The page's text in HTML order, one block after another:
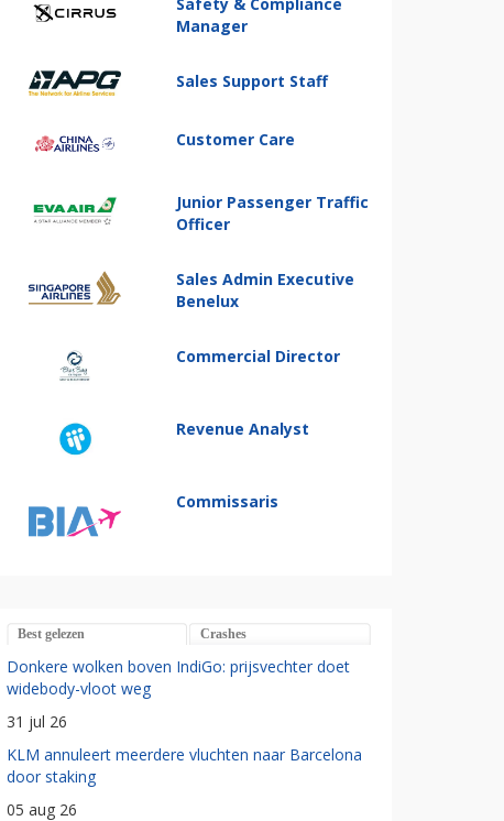
Manager
Sales Support Staff
Customer Care
Junior Passenger Traffic
Officer
Sales Admin Executive
Benelux
Commercial Director
Revenue Analyst
Commissaris
Best gelezen Crashes
Donkere wolken boven IndiGo: prijsvechter doet
widebody-vloot weg
31 jul 26
KLM annuleert meerdere vluchten naar Barcelona
door staking
05 aug 26